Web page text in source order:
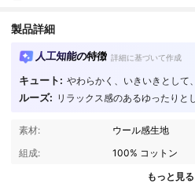
製品詳細
人工知能の特徴 詳細に基づいて作成
キュート: やわらかく、いきいきとして
ルーズ: リラックス感のあるゆったりと
素材:
ウール感生地
組成:
100% コットン
もっと見る
4.52 18 フォロ
4.52 18 フォロ
4.52 18 フォロ
18 フォロ